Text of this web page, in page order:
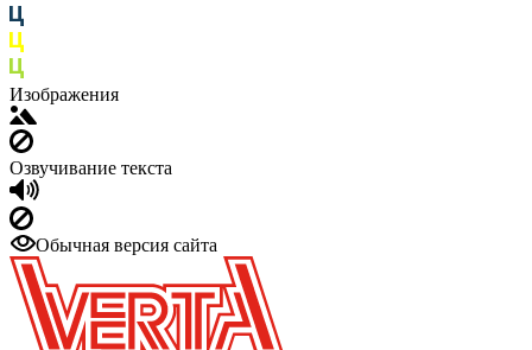
Изображения
Озвучивание текста
Обычная версия сайта